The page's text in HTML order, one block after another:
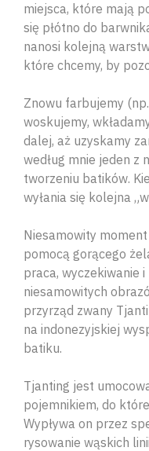
miejsca, które mają
się płótno do
nanosi kolejną
które chcemy, by
Znowu farbujemy
woskujemy,
dalej, aż uzyskamy
według mnie jeden z
tworzeniu batików.
wyłania się kolejna
Niesamowity
pomocą gorącego
praca, wyczekiwanie
niesamowitych
przyrząd zwany
na indonezyjskiej
batiku.
Tjanting jest
pojemnikiem, do
Wypływa on przez
rysowanie wąskich